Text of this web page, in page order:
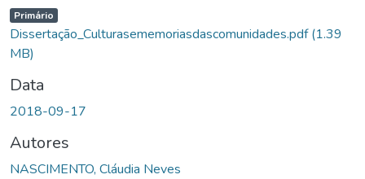
Primário
Dissertação_Culturasememoriasdascomunidades.pdf(1.39
MB)
Data
2018-09-17
Autores
NASCIMENTO, Cláudia Neves